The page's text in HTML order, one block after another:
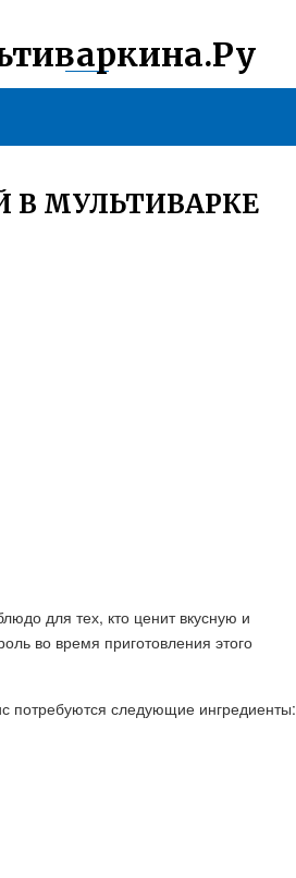
В МУЛЬТИВАРКЕ
для тех, кто ценит вкусную и
во время приготовления этого
потребуются следующие ингредиенты: